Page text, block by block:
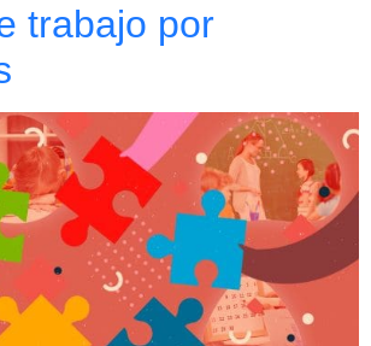
trabajo por